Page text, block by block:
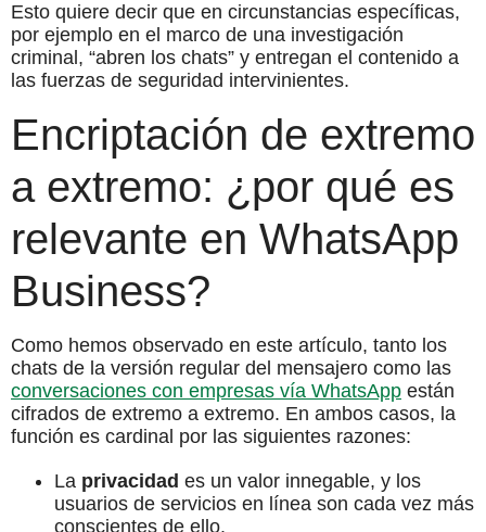
Esto quiere decir que en circunstancias específicas,
por ejemplo en el marco de una investigación
criminal, “abren los chats” y entregan el contenido a
las fuerzas de seguridad intervinientes.
Encriptación de extremo
a extremo: ¿por qué es
relevante en WhatsApp
Business?
Como hemos observado en este artículo, tanto los
chats de la versión regular del mensajero como las
conversaciones con empresas vía WhatsApp están
cifrados de extremo a extremo. En ambos casos, la
función es cardinal por las siguientes razones:
La privacidad es un valor innegable, y los
usuarios de servicios en línea son cada vez más
conscientes de ello.